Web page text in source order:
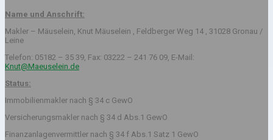
Name und Anschrift:
Makler – Mäuselein, Knut Mäuselein , Feldberger Weg 14 , 31028 Gronau /
Leine
Telefon: 05182 – 35 39, Fax: 03222 – 241 76 09, E-Mail:
Knut@Maeuselein.de
Status:
Immobilienmakler nach § 34 c GewO
Versicherungsmakler nach § 34 d Abs.1 GewO
Finanzanlagenvermittler nach § 34 f Abs.1 Satz 1 GewO